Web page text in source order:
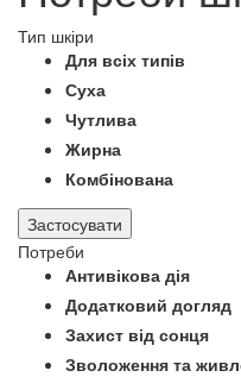
Тип шкіри
Для всіх типів
Суха
Чутлива
Жирна
Комбінована
Застосувати
Потреби
Антивікова дія
Додатковий догляд
Захист від сонця
Зволоження та